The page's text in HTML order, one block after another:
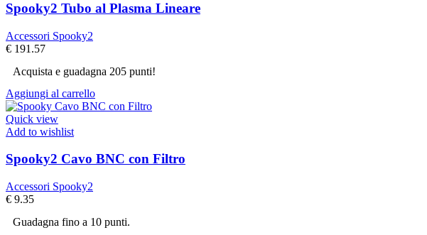
Spooky2 Tubo al Plasma Lineare
Accessori Spooky2
€ 191.57
Acquista e guadagna 205 punti!
Aggiungi al carrello
Quick view
Add to wishlist
Spooky2 Cavo BNC con Filtro
Accessori Spooky2
€ 9.35
Guadagna fino a 10 punti.